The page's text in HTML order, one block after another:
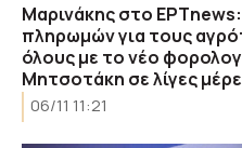
Μαρινάκης στο
πληρωμών για τους
όλους με το νέο
Μητσοτάκη σε λίγες
06/11 11:21